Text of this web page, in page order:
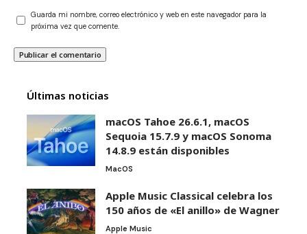
Guarda mi nombre, correo electrónico y web en este navegador para la
próxima vez que comente.
Últimas noticias
macOS Tahoe 26.6.1, macOS
Sequoia 15.7.9 y macOS Sonoma
14.8.9 están disponibles
MacOS
Apple Music Classical celebra los
150 años de «El anillo» de Wagner
Apple Music